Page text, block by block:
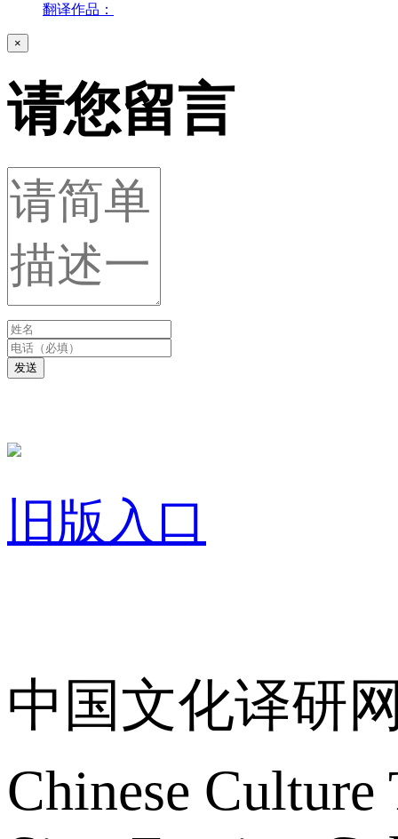
翻译作品：
×
请您留言
发送
旧版入口
中国文化译研
Chinese